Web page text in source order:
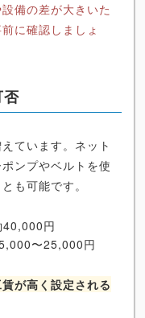
備の差が大きいた
に確認しましょ
否
ています。ネット
ンプやベルトを使
も可能です。
円
〜25,000円
が高く設定される